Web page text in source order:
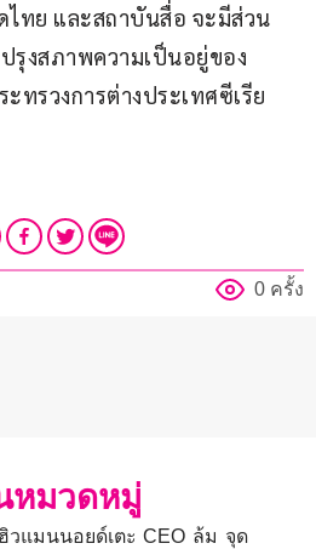
ไทย และสถาบันสื่อ จะมีส่วน
รุงสภาพความเป็นอยู่ของ
ทรวงการต่างประเทศซีเรีย
0 ครั้ง
หมวดหมู่
แมนนอยด์เตะ CEO ล้ม จุด